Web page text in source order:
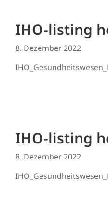
IHO-listing
8. Dezember 2022
IHO-listing
8. Dezember 2022